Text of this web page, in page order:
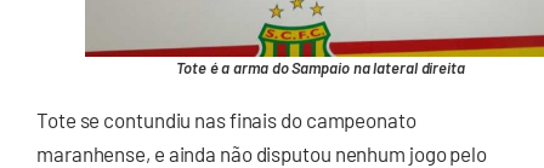
Tote é a arma do Sampaio na lateral direita
Tote se contundiu nas finais do campeonato
maranhense, e ainda não disputou nenhum jogo pelo